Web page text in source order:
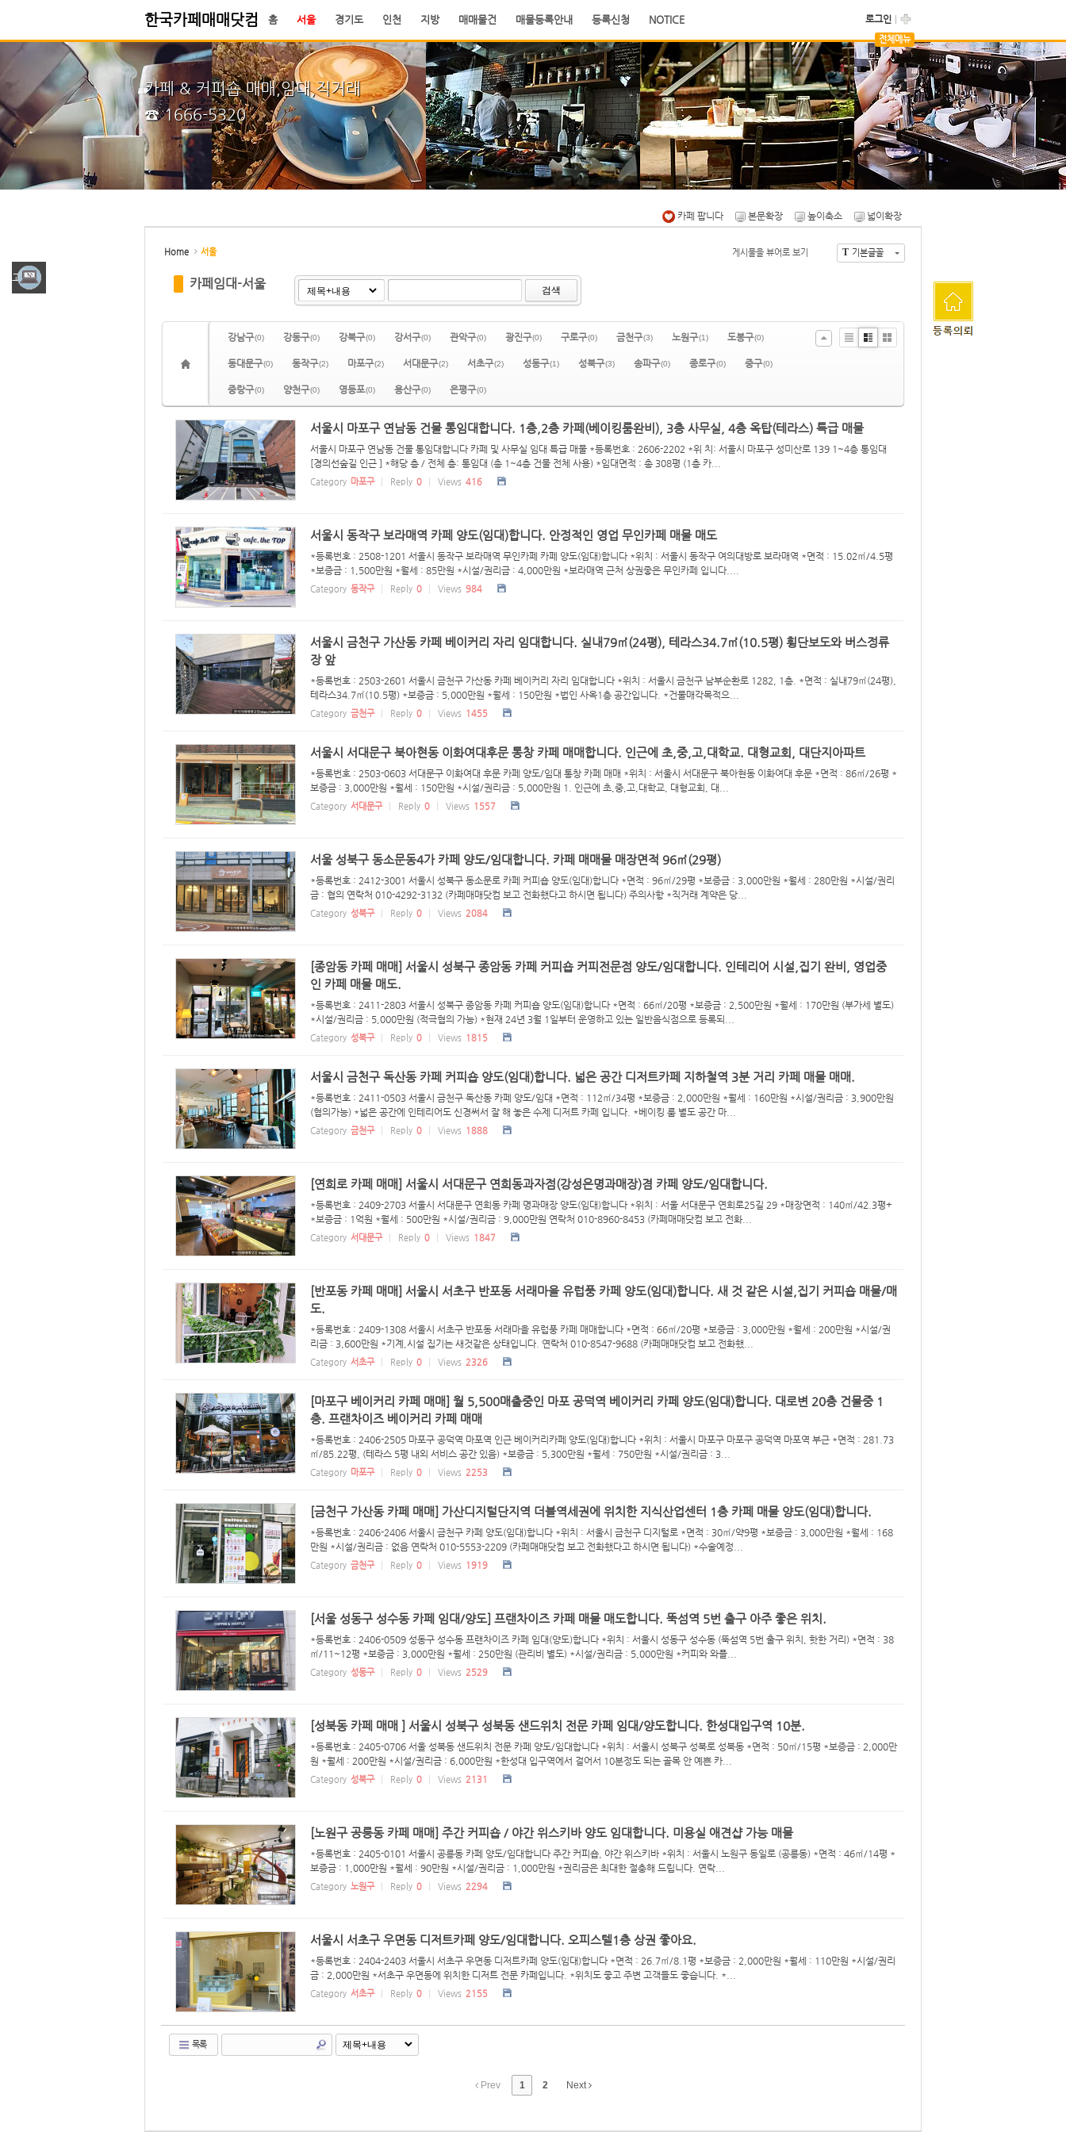
고
카페 & 커피숍 매매,임대,직거래
☎ 1666-5320
한국카페매매닷컴 홈 서울 경기도 인천 지방 매매물건 매물등록안내 등록신청 NOTICE 로그인
시작페이지 즐겨찾기 카페용품마켓
자유게시판
전체메뉴
넓이확장
높이축소
본문확장
카페 팝니다
Home 서울 T 기본글꼴
게시물을 뷰어로 보기
카페임대-서울 검색
강남구(0) 강동구(0) 강북구(0) 강서구(0) 관악구(0) 광진구(0) 구로구(0) 금천구(3) 노원구(1) 도봉구(0)
동대문구(0) 동작구(2) 마포구(2) 서대문구(2) 서초구(2) 성동구(1) 성북구(3) 송파구(0) 종로구(0) 중구(0)
중랑구(0) 양천구(0) 영등포(0) 용산구(0) 은평구(0)
Li
Zi
G
서울시 마포구 연남동 건물 통임대합니다. 1층,2층 카페(베이킹룸완비), 3층 사무실, 4층 옥탑(테라스) 특급 매물
서울시 마포구 연남동 건물 통임대합니다 카페 및 사무실 임대 특급 매물 *등록번호 : 2606-2202 *위 치: 서울시 마포구 성미산로 139 1~4층 통임대
[경의선숲길 인근 ] *해당 층 / 전체 층: 통임대 (총 1~4층 건물 전체 사용) *임대면적 : 총 308평 (1층 카...
Category 마포구 Reply 0 Views 416
서울시 동작구 보라매역 카페 양도(임대)합니다. 안정적인 영업 무인카페 매물 매도
*등록번호 : 2508-1201 서울시 동작구 보라매역 무인카페 카페 양도(임대)합니다 *위치 : 서울시 동작구 여의대방로 보라매역 *면적 : 15.02㎡/4.5평
*보증금 : 1,500만원 *월세 : 85만원 *시설/권리금 : 4,000만원 *보라매역 근처 상권좋은 무인카페 입니다....
Category 동작구 Reply 0 Views 984
서울시 금천구 가산동 카페 베이커리 자리 임대합니다. 실내79㎡(24평), 테라스34.7㎡(10.5평) 휭단보도와 버스정류
장 앞
*등록번호 : 2503-2601 서울시 금천구 가산동 카페 베이커리 자리 임대합니다 *위치 : 서울시 금천구 남부순환로 1282, 1층. *면적 : 실내79㎡(24평),
테라스34.7㎡(10.5평) *보증금 : 5,000만원 *월세 : 150만원 *법인 사옥1층 공간입니다. *건물매각목적으...
Category 금천구 Reply 0 Views 1455
서울시 서대문구 북아현동 이화여대후문 통창 카페 매매합니다. 인근에 초,중,고,대학교. 대형교회, 대단지아파트
*등록번호 : 2503-0603 서대문구 이화여대 후문 카페 양도/임대 통창 카페 매매 *위치 : 서울시 서대문구 북아현동 이화여대 후문 *면적 : 86㎡/26평 *
보증금 : 3,000만원 *월세 : 150만원 *시설/권리금 : 5,000만원 1. 인근에 초,중,고,대학교, 대형교회, 대...
Category 서대문구 Reply 0 Views 1557
서울 성북구 동소문동4가 카페 양도/임대합니다. 카페 매매물 매장면적 96㎡(29평)
*등록번호 : 2412-3001 서울시 성북구 동소문로 카페 커피숍 양도(임대)합니다 *면적 : 96㎡/29평 *보증금 : 3,000만원 *월세 : 280만원 *시설/권리
금 : 협의 연락처 010-4292-3132 (카페매매닷컴 보고 전화했다고 하시면 됩니다) 주의사항 *직거래 계약은 당...
Category 성북구 Reply 0 Views 2084
[종암동 카페 매매] 서울시 성북구 종암동 카페 커피숍 커피전문점 양도/임대합니다. 인테리어 시설,집기 완비, 영업중
인 카페 매물 매도.
*등록번호 : 2411-2803 서울시 성북구 종암동 카페 커피숍 양도(임대)합니다 *면적 : 66㎡/20평 *보증금 : 2,500만원 *월세 : 170만원 (부가세 별도)
*시설/권리금 : 5,000만원 (적극협의 가능) *현재 24년 3월 1일부터 운영하고 있는 일반음식점으로 등록되...
Category 성북구 Reply 0 Views 1815
서울시 금천구 독산동 카페 커피숍 양도(임대)합니다. 넓은 공간 디저트카페 지하철역 3분 거리 카페 매물 매매.
*등록번호 : 2411-0503 서울시 금천구 독산동 카페 양도/임대 *면적 : 112㎡/34평 *보증금 : 2,000만원 *월세 : 160만원 *시설/권리금 : 3,900만원
(협의가능) *넓은 공간에 인테리어도 신경써서 잘 해 놓은 수제 디저트 카페 입니다. *베이킹 룸 별도 공간 마...
Category 금천구 Reply 0 Views 1888
[연희로 카페 매매] 서울시 서대문구 연희동과자점(강성은명과매장)겸 카페 양도/임대합니다.
*등록번호 : 2409-2703 서울시 서대문구 연희동 카페 명과매장 양도(임대)합니다 *위치 : 서울 서대문구 연희로25길 29 *매장면적 : 140㎡/42.3평+
*보증금 : 1억원 *월세 : 500만원 *시설/권리금 : 9,000만원 연락처 010-8960-8453 (카페매매닷컴 보고 전화...
Category 서대문구 Reply 0 Views 1847
[반포동 카페 매매] 서울시 서초구 반포동 서래마을 유럽풍 카페 양도(임대)합니다. 새 것 같은 시설,집기 커피숍 매물/매
도.
*등록번호 : 2409-1308 서울시 서초구 반포동 서래마을 유럽풍 카페 매매합니다 *면적 : 66㎡/20평 *보증금 : 3,000만원 *월세 : 200만원 *시설/권
리금 : 3,600만원 *기계,시설 집기는 새것같은 상태입니다. 연락처 010-8547-9688 (카페매매닷컴 보고 전화했...
Category 서초구 Reply 0 Views 2326
[마포구 베이커리 카페 매매] 월 5,500매출중인 마포 공덕역 베이커리 카페 양도(임대)합니다. 대로변 20층 건물중 1
층. 프랜차이즈 베이커리 카페 매매
*등록번호 : 2406-2505 마포구 공덕역 마포역 인근 베이커리카페 양도(임대)합니다 *위치 : 서울시 마포구 마포구 공덕역 마포역 부근 *면적 : 281.73
㎡/85.22평, (테라스 5평 내외 서비스 공간 있음) *보증금 : 5,300만원 *월세 : 750만원 *시설/권리금 : 3...
Category 마포구 Reply 0 Views 2253
[금천구 가산동 카페 매매] 가산디지털단지역 더블역세권에 위치한 지식산업센터 1층 카페 매물 양도(임대)합니다.
*등록번호 : 2406-2406 서울시 금천구 카페 양도(임대)합니다 *위치 : 서울시 금천구 디지털로 *면적 : 30㎡/약9평 *보증금 : 3,000만원 *월세 : 168
만원 *시설/권리금 : 없음 연락처 010-5553-2209 (카페매매닷컴 보고 전화했다고 하시면 됩니다) *수술예정...
Category 금천구 Reply 0 Views 1919
[서울 성동구 성수동 카페 임대/양도] 프랜차이즈 카페 매물 매도합니다. 뚝섬역 5번 출구 아주 좋은 위치.
*등록번호 : 2406-0509 성동구 성수동 프랜차이즈 카페 임대(양도)합니다 *위치 : 서울시 성동구 성수동 (뚝섬역 5번 출구 위치, 핫한 거리) *면적 : 38
㎡/11~12평 *보증금 : 3,000만원 *월세 : 250만원 (관리비 별도) *시설/권리금 : 5,000만원 *커피와 와플...
Category 성동구 Reply 0 Views 2529
[성북동 카페 매매 ] 서울시 성북구 성북동 샌드위치 전문 카페 임대/양도합니다. 한성대입구역 10분.
*등록번호 : 2405-0706 서울 성북동 샌드위치 전문 카페 양도/임대합니다 *위치 : 서울시 성북구 성북로 성북동 *면적 : 50㎡/15평 *보증금 : 2,000만
원 *월세 : 200만원 *시설/권리금 : 6,000만원 *한성대 입구역에서 걸어서 10분정도 되는 골목 안 예쁜 카...
Category 성북구 Reply 0 Views 2131
[노원구 공릉동 카페 매매] 주간 커피숍 / 야간 위스키바 양도 임대합니다. 미용실 애견샵 가능 매물
*등록번호 : 2405-0101 서울시 공릉동 카페 양도/임대합니다 주간 커피숍, 야간 위스키바 *위치 : 서울시 노원구 동일로 (공릉동) *면적 : 46㎡/14평 *
보증금 : 1,000만원 *월세 : 90만원 *시설/권리금 : 1,000만원 *권리금은 최대한 절충해 드립니다. 연락...
Category 노원구 Reply 0 Views 2294
서울시 서초구 우면동 디저트카페 양도/임대합니다. 오피스텔1층 상권 좋아요.
*등록번호 : 2404-2403 서울시 서초구 우면동 디저트카페 양도(임대)합니다 *면적 : 26.7㎡/8.1평 *보증금 : 2,000만원 *월세 : 110만원 *시설/권리
금 : 2,000만원 *서초구 우면동에 위치한 디저트 전문 카페입니다. *위치도 좋고 주변 고객들도 좋습니다. *...
Category 서초구 Reply 0 Views 2155
목록
Prev 1 2 Next
Sketchbook5, 스케치북5
Sketchbook5, 스케치북5
Sketchbook5, 스케치북5
Sketchbook5, 스케치북5